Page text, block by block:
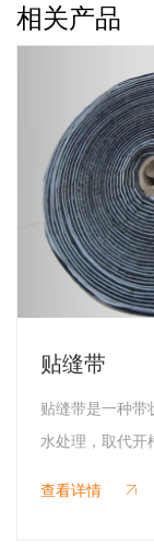
相关产品
贴缝带
贴缝带是一种带
水处理，取代开
查看详情